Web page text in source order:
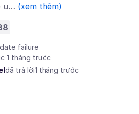
u… (xem thêm)
failure
1 tháng trước
đã trả lời1 tháng trước